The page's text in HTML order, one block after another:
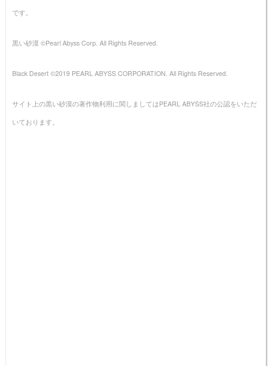
です。
黒い砂漠 ©Pearl Abyss Corp. All Rights Reserved.
Black Desert ©2019 PEARL ABYSS CORPORATION. All Rights Reserved.
サイト上の黒い砂漠の著作物利用に関しましてはPEARL ABYSS社の公認をいただ
いております。